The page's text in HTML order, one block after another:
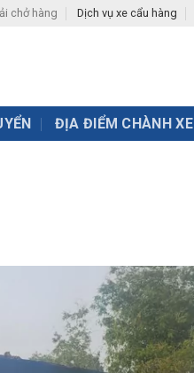
chở hàng Dịch vụ xe cẩu hàng
ĐỊA ĐIỂM CHÀNH XE